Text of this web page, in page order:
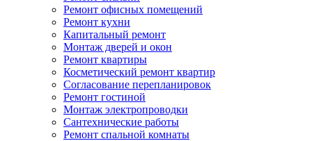
Ремонт офисных помещений
Ремонт кухни
Капитальный ремонт
Монтаж дверей и окон
Ремонт квартиры
Косметический ремонт квартир
Согласование перепланировок
Ремонт гостиной
Монтаж электропроводки
Сантехнические работы
Ремонт спальной комнаты